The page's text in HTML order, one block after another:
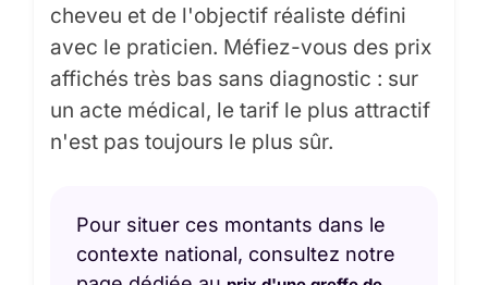
cheveu et de l'objectif réaliste défini
avec le praticien. Méfiez-vous des prix
affichés très bas sans diagnostic : sur
un acte médical, le tarif le plus attractif
n'est pas toujours le plus sûr.
Pour situer ces montants dans le
contexte national, consultez notre